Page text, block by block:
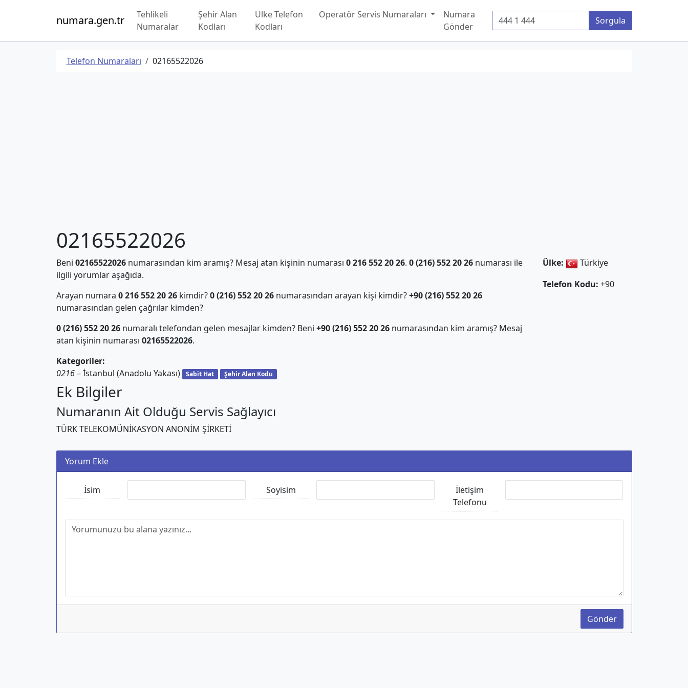
numara.gen.tr
Tehlikeli
Numaralar
Şehir Alan
Kodları
Ülke Telefon
Kodları
Operatör Servis Numaraları
Numara
Gönder
Telefon Numarası Sorgula
Telefon Numaraları 02165522026
02165522026
Beni 02165522026numarasından kim aramış? Mesaj atan kişinin numarası 0 216 552 20 26. 0 (216) 552 20 26numarası ile
ilgili yorumlar aşağıda.
Arayan numara 0 216 552 20 26kimdir?0 (216) 552 20 26numarasından arayan kişi kimdir?+90 (216) 552 20 26
numarasından gelen çağrılar kimden?
0 (216) 552 20 26numaralı telefondan gelen mesajlar kimden? Beni +90 (216) 552 20 26numarasından kim aramış? Mesaj
atan kişinin numarası 02165522026.
Kategoriler:
0216– İstanbul (Anadolu Yakası) Sabit Hat Şehir Alan Kodu
Ülke:
Türkiye
Telefon Kodu: +90
Ek Bilgiler
Numaranın Ait Olduğu Servis Sağlayıcı
TÜRK TELEKOMÜNİKASYON ANONİM ŞİRKETİ
Yorum Ekle
İsim Soyisim
İletişim
Telefonu
Gönder